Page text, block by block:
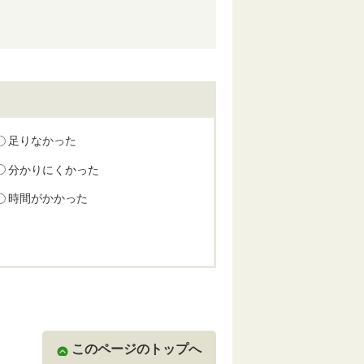
足りなかった
分かりにくかった
時間がかかった
このページのトップへ